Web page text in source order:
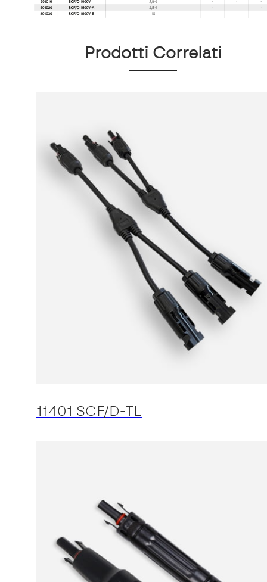
Prodotti Correlati
11401 SCF/D-TL